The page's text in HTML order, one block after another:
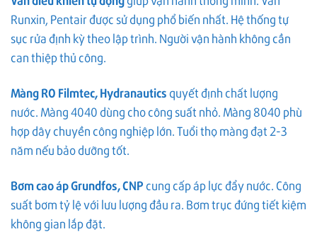
Runxin, Pentair được sử dụng phổ biến nhất. Hệ thống tự
sục rửa định kỳ theo lập trình. Người vận hành không cần
can thiệp thủ công.
Màng RO Filmtec, Hydranauticsquyết định chất lượng
nước. Màng 4040 dùng cho công suất nhỏ. Màng 8040 phù
hợp dây chuyền công nghiệp lớn. Tuổi thọ màng đạt 2-3
năm nếu bảo dưỡng tốt.
Bơm cao áp Grundfos, CNPcung cấp áp lực đẩy nước. Công
suất bơm tỷ lệ với lưu lượng đầu ra. Bơm trục đứng tiết kiệm
không gian lắp đặt.